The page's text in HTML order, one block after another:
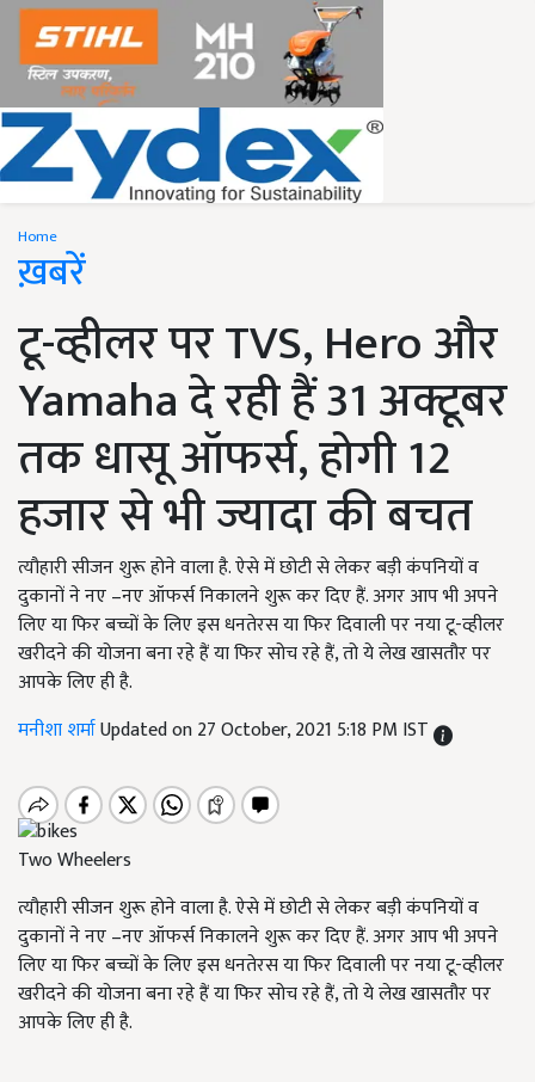
Home
ख़बरें
टू-व्हीलर पर TVS, Hero और
Yamaha दे रही हैं 31 अक्टूबर
तक धासू ऑफर्स, होगी 12
हजार से भी ज्यादा की बचत
त्यौहारी सीजन शुरू होने वाला है. ऐसे में छोटी से लेकर बड़ी कंपनियों व
दुकानों ने नए –नए ऑफर्स निकालने शुरू कर दिए हैं. अगर आप भी अपने
लिए या फिर बच्चों के लिए इस धनतेरस या फिर दिवाली पर नया टू-व्हीलर
खरीदने की योजना बना रहे हैं या फिर सोच रहे हैं, तो ये लेख खासतौर पर
आपके लिए ही है.
मनीशा शर्माUpdated on 27 October, 2021 5:18 PM IST
Two Wheelers
त्यौहारी सीजन शुरू होने वाला है. ऐसे में छोटी से लेकर बड़ी कंपनियों व
दुकानों ने नए –नए ऑफर्स निकालने शुरू कर दिए हैं. अगर आप भी अपने
लिए या फिर बच्चों के लिए इस धनतेरस या फिर दिवाली पर नया टू-व्हीलर
खरीदने की योजना बना रहे हैं या फिर सोच रहे हैं, तो ये लेख खासतौर पर
आपके लिए ही है.